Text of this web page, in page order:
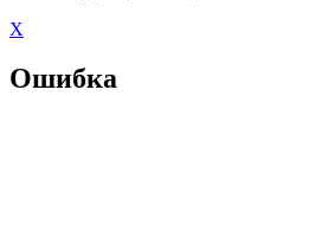
X
Ошибка